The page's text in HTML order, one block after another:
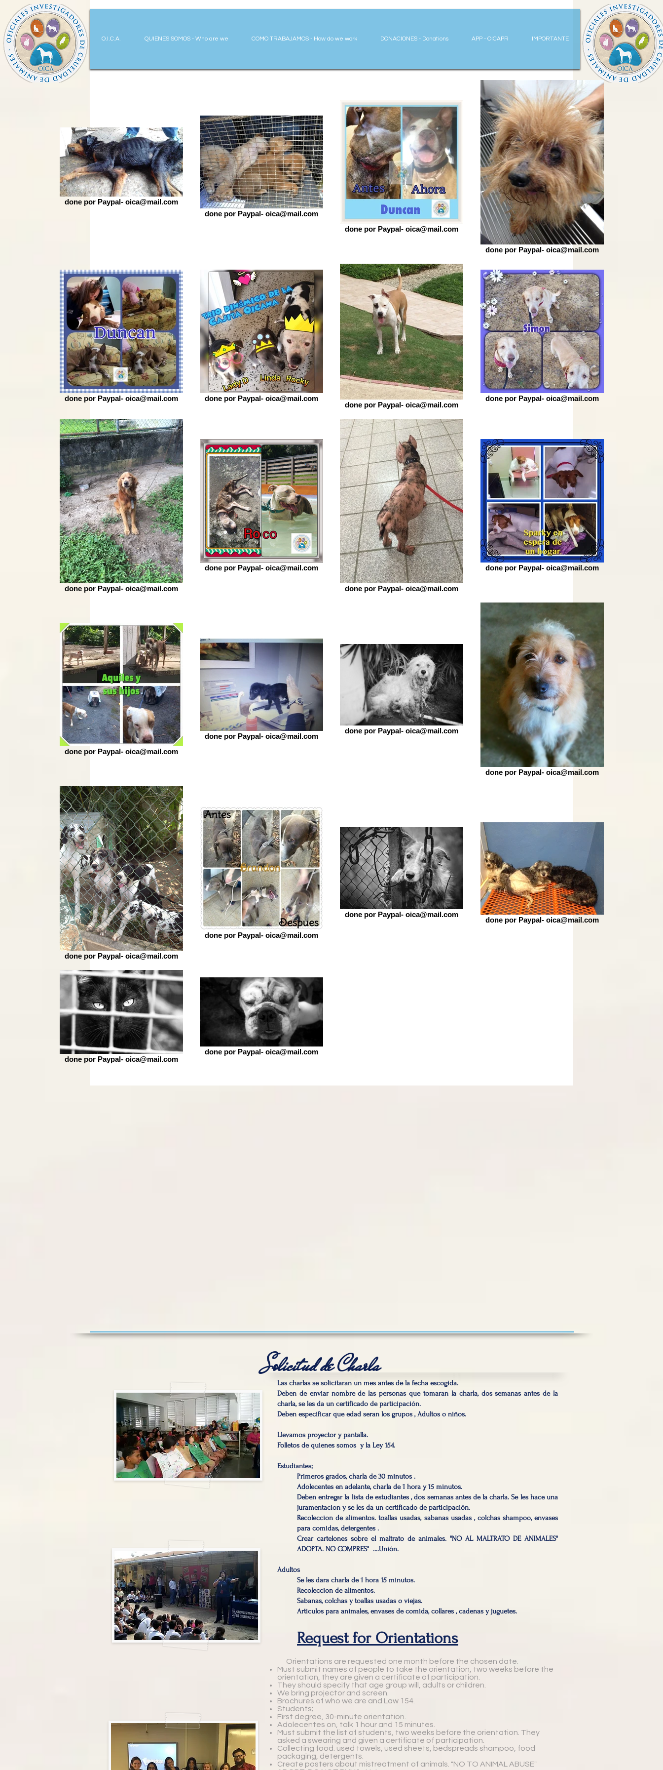
O.I.C.A. QUIENES SOMOS - Who are we COMO TRABAJAMOS - How do we work DONACIONES - Donations APP - OICAPR IMPORTANTE
done por Paypal- oica@mail.com
done por Paypal- oica@mail.com
done por Paypal- oica@mail.com
done por Paypal- oica@mail.com
done por Paypal- oica@mail.com done por Paypal- oica@mail.com
done por Paypal- oica@mail.com
done por Paypal- oica@mail.com
done por Paypal- oica@mail.com
done por Paypal- oica@mail.com
done por Paypal- oica@mail.com
done por Paypal- oica@mail.com
done por Paypal- oica@mail.com
done por Paypal- oica@mail.com
done por Paypal- oica@mail.com
done por Paypal- oica@mail.com
done por Paypal- oica@mail.com
done por Paypal- oica@mail.com
done por Paypal- oica@mail.com
done por Paypal- oica@mail.com
done por Paypal- oica@mail.com
done por Paypal- oica@mail.com
Solicitud de Charla
Las charlas se solicitaran un mes antes de la fecha escogida.
Deben de enviar nombre de las personas que tomaran la charla, dos semanas antes de la
charla, se les da un certificado de participación.
Deben especificar que edad seran los grupos , Adultos o niños.
Llevamos proyector y pantalla.
Folletos de quienes somos y la Ley 154.
Estudiantes;
Primeros grados, charla de 30 minutos .
Adolecentes en adelante, charla de 1 hora y 15 minutos.
Deben entregar la lista de estudiantes , dos semanas antes de la charla. Se les hace una
juramentacion y se les da un certificado de participación.
Recoleccion de alimentos. toallas usadas, sabanas usadas , colchas shampoo, envases
para comidas, detergentes .
Crear cartelones sobre el maltrato de animales. "NO AL MALTRATO DE ANIMALES"
ADOPTA. NO COMPRES" ....Unión.
Adultos
Se les dara charla de 1 hora 15 minutos.
Recoleccion de alimentos.
Sabanas, colchas y toallas usadas o viejas.
Articulos para animales, envases de comida, collares , cadenas y juguetes.
Request for Orientations
Orientations are requested one month before the chosen date.
Must submit names of people to take the orientation, two weeks before the
orientation, they are given a certificate of participation.
They should specify that age group will, adults or children.
We bring projector and screen.
Brochures of who we are and Law 154.
Students;
First degree, 30-minute orientation.
Adolecentes on, talk 1 hour and 15 minutes.
Must submit the list of students, two weeks before the orientation. They
asked a swearing and given a certificate of participation.
Collecting food. used towels, used sheets, bedspreads shampoo, food
packaging, detergents.
Create posters about mistreatment of animals. "NO TO ANIMAL ABUSE"